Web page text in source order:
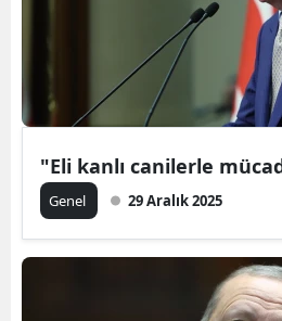
"Eli kanlı canilerle
Genel 29 Aralık 2025